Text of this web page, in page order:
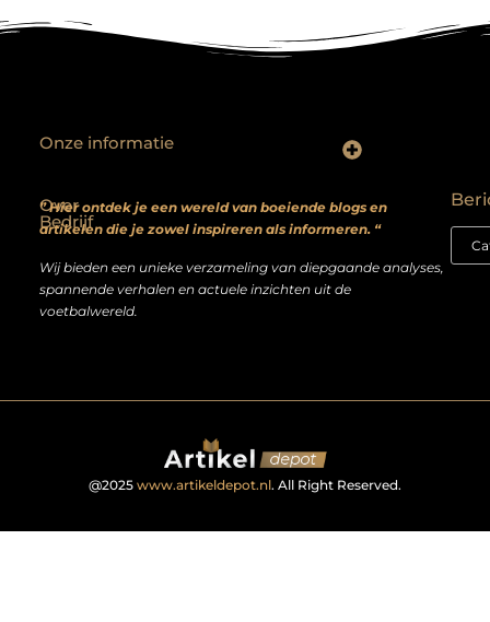
Over
Bedrijf
” Hier ontdek je een wereld van boeiende blogs en
artikelen die je zowel inspireren als informeren. “
Wij bieden een unieke verzameling van diepgaande analyses,
spannende verhalen en actuele inzichten uit de
voetbalwereld.
Onze informatie
@2025 www.artikeldepot.nl. All Right Reserved.